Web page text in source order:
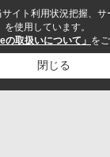
イト利用状況把握、サ
使用しています。
の取扱いについて」 を
閉じる